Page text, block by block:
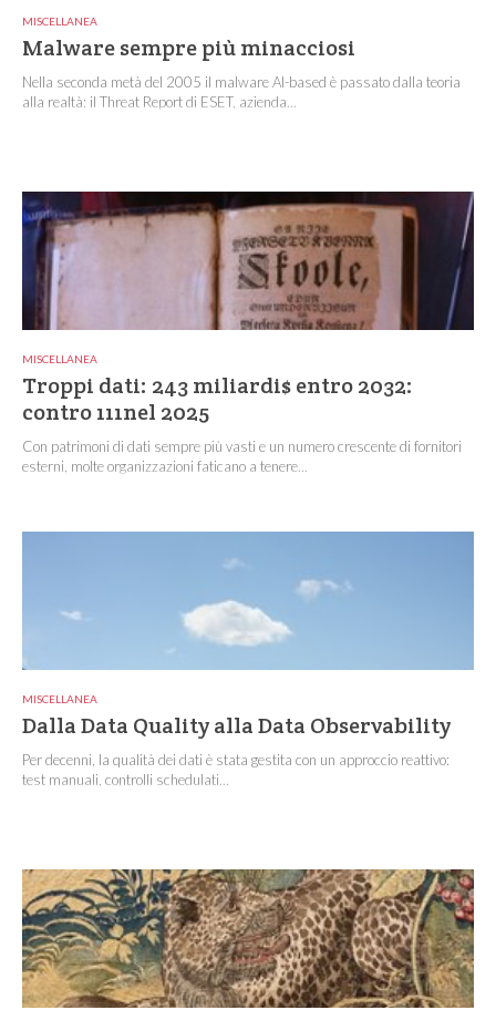
MISCELLANEA
Malware sempre più minacciosi
Nella seconda metà del 2005 il malware AI-based è passato dalla teoria
alla realtà: il Threat Report di ESET, azienda...
MISCELLANEA
Troppi dati: 243 miliardi$ entro 2032:
contro 111nel 2025
Con patrimoni di dati sempre più vasti e un numero crescente di fornitori
esterni, molte organizzazioni faticano a tenere...
MISCELLANEA
Dalla Data Quality alla Data Observability
Per decenni, la qualità dei dati è stata gestita con un approccio reattivo:
test manuali, controlli schedulati...